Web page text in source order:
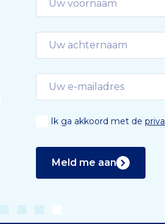
Ik ga akkoord met de
Meld me aan